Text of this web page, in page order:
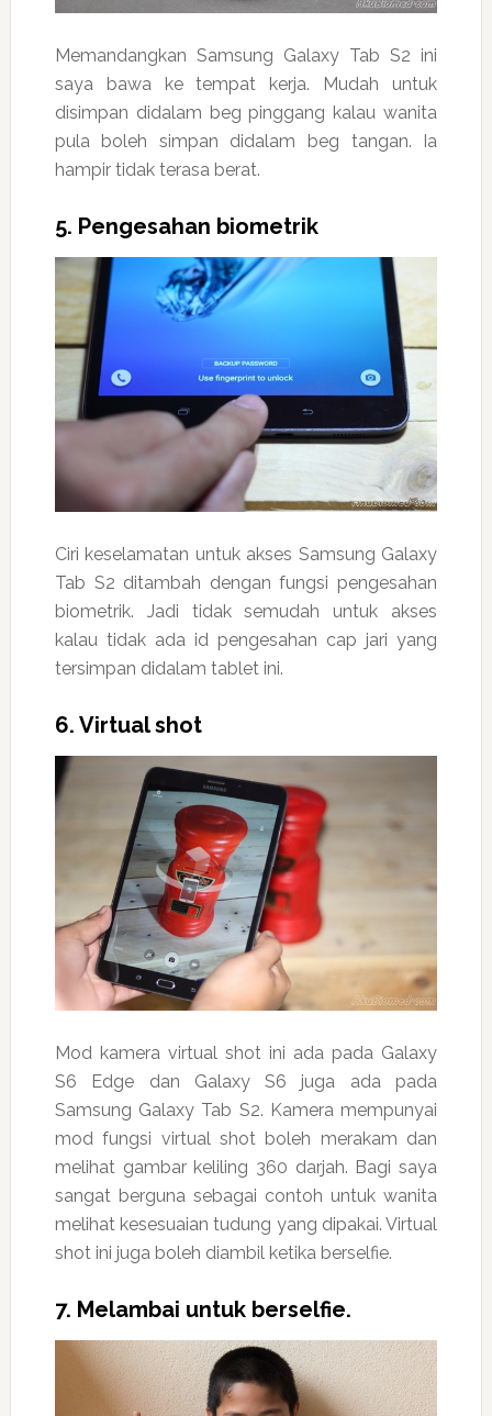
Memandangkan Samsung Galaxy Tab S2 ini
saya bawa ke tempat kerja. Mudah untuk
disimpan didalam beg pinggang kalau wanita
pula boleh simpan didalam beg tangan. Ia
hampir tidak terasa berat.
5. Pengesahan biometrik
Ciri keselamatan untuk akses Samsung Galaxy
Tab S2 ditambah dengan fungsi pengesahan
biometrik. Jadi tidak semudah untuk akses
kalau tidak ada id pengesahan cap jari yang
tersimpan didalam tablet ini.
6. Virtual shot
Mod kamera virtual shot ini ada pada Galaxy
S6 Edge dan Galaxy S6 juga ada pada
Samsung Galaxy Tab S2. Kamera mempunyai
mod fungsi virtual shot boleh merakam dan
melihat gambar keliling 360 darjah. Bagi saya
sangat berguna sebagai contoh untuk wanita
melihat kesesuaian tudung yang dipakai. Virtual
shot ini juga boleh diambil ketika berselfie.
7. Melambai untuk berselfie.